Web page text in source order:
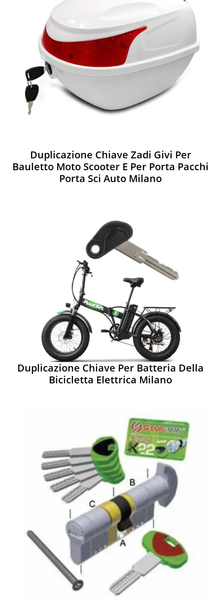
Duplicazione Chiave Zadi Givi Per
Bauletto Moto Scooter E Per Porta Pacchi
Porta Sci Auto Milano
Duplicazione Chiave Per Batteria Della
Bicicletta Elettrica Milano